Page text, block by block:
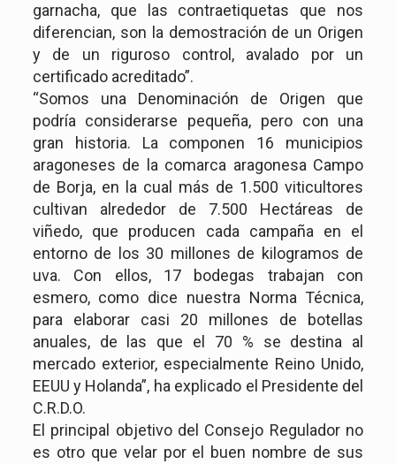
garnacha, que las contraetiquetas que nos
diferencian, son la demostración de un Origen
y de un riguroso control, avalado por un
certificado acreditado”.
“Somos una Denominación de Origen que
podría considerarse pequeña, pero con una
gran historia. La componen 16 municipios
aragoneses de la comarca aragonesa Campo
de Borja, en la cual más de 1.500 viticultores
cultivan alrededor de 7.500 Hectáreas de
viñedo, que producen cada campaña en el
entorno de los 30 millones de kilogramos de
uva. Con ellos, 17 bodegas trabajan con
esmero, como dice nuestra Norma Técnica,
para elaborar casi 20 millones de botellas
anuales, de las que el 70 % se destina al
mercado exterior, especialmente Reino Unido,
EEUU y Holanda”, ha explicado el Presidente del
C.R.D.O.
El principal objetivo del Consejo Regulador no
es otro que velar por el buen nombre de sus